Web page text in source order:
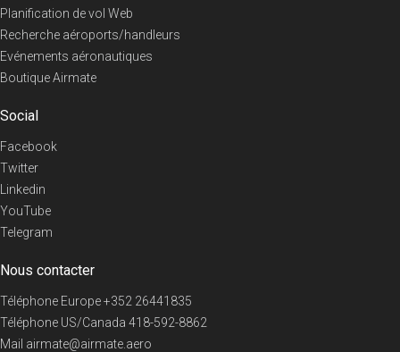
Planification de vol Web
Recherche aéroports/handleurs
Evénements aéronautiques
Boutique Airmate
Social
Facebook
Twitter
Linkedin
YouTube
Telegram
Nous contacter
Téléphone Europe+352 26441835
Téléphone US/Canada 418-592-8862
Mail airmate@airmate.aero